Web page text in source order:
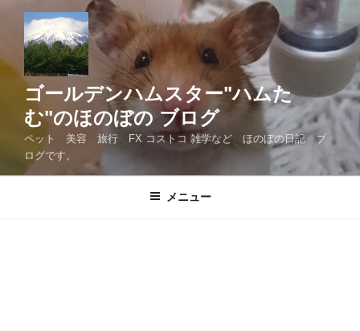
ン
ゴールデンハムスター"ハムた
む"のほのぼの ブログ
ペット 美容 旅行 FX コストコ 雑学など ほのぼの日記 ブ
ログです。
メニュー